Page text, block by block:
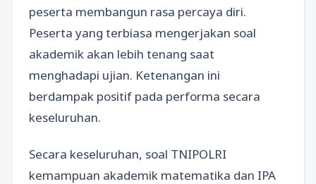
peserta membangun rasa percaya diri.
Peserta yang terbiasa mengerjakan soal
akademik akan lebih tenang saat
menghadapi ujian. Ketenangan ini
berdampak positif pada performa secara
keseluruhan.
Secara keseluruhan, soal TNIPOLRI
kemampuan akademik matematika dan IPA